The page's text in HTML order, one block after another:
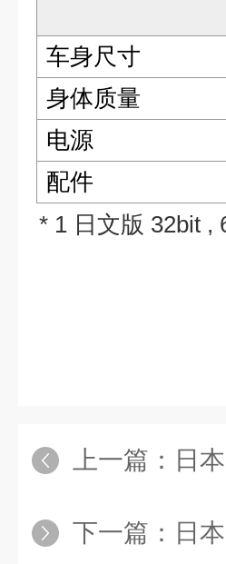
车身尺寸
身体质量
电源
配件
* 1 日文版 32bit ,
上一篇： 日
下一篇： 日